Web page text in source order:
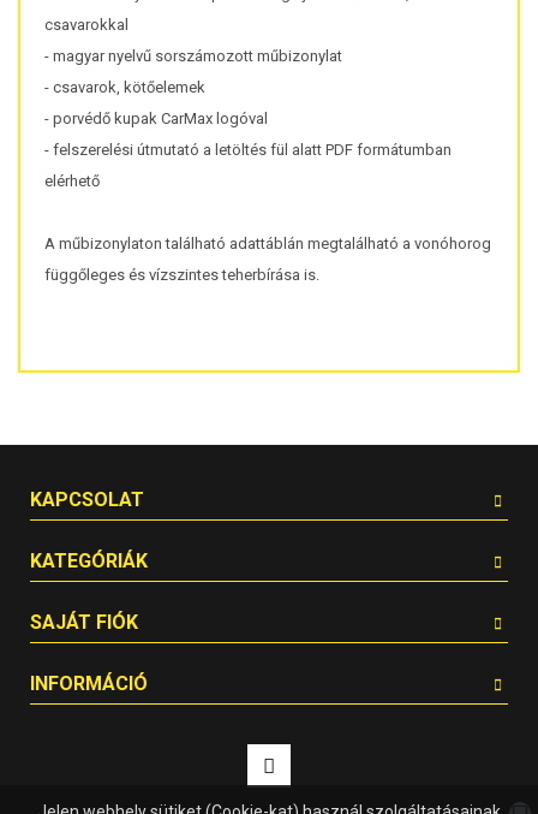
csavarokkal
- magyar nyelvű sorszámozott műbizonylat
- csavarok, kötőelemek
- porvédő kupak CarMax logóval
- felszerelési útmutató a letöltés fül alatt PDF formátumban
elérhető
A műbizonylaton található adattáblán megtalálható a vonóhorog
függőleges és vízszintes teherbírása is.
KAPCSOLAT
KATEGÓRIÁK
SAJÁT FIÓK
INFORMÁCIÓ